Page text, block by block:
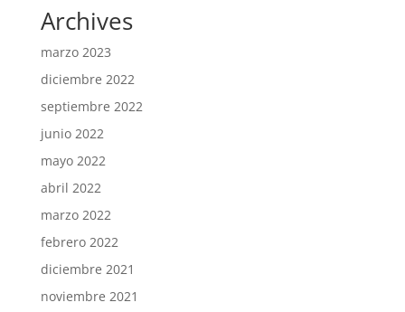
Archives
marzo 2023
diciembre 2022
septiembre 2022
junio 2022
mayo 2022
abril 2022
marzo 2022
febrero 2022
diciembre 2021
noviembre 2021